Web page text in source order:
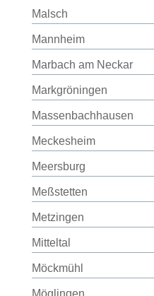
Malsch
Mannheim
Marbach am Neckar
Markgröningen
Massenbachhausen
Meckesheim
Meersburg
Meßstetten
Metzingen
Mitteltal
Möckmühl
Möglingen